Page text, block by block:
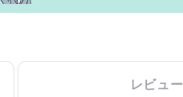
レビュー